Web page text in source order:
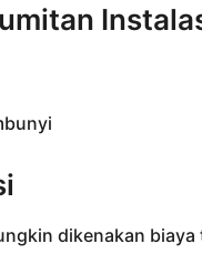
dikenakan